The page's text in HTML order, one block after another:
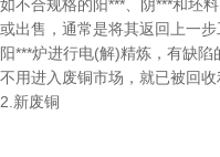
如不合规格的阳***、阴***和坯
或出售，通常是将其返回上一
阳***炉进行电(解)精炼，有缺
不用进入废铜市场，就已被回收
2.新废铜